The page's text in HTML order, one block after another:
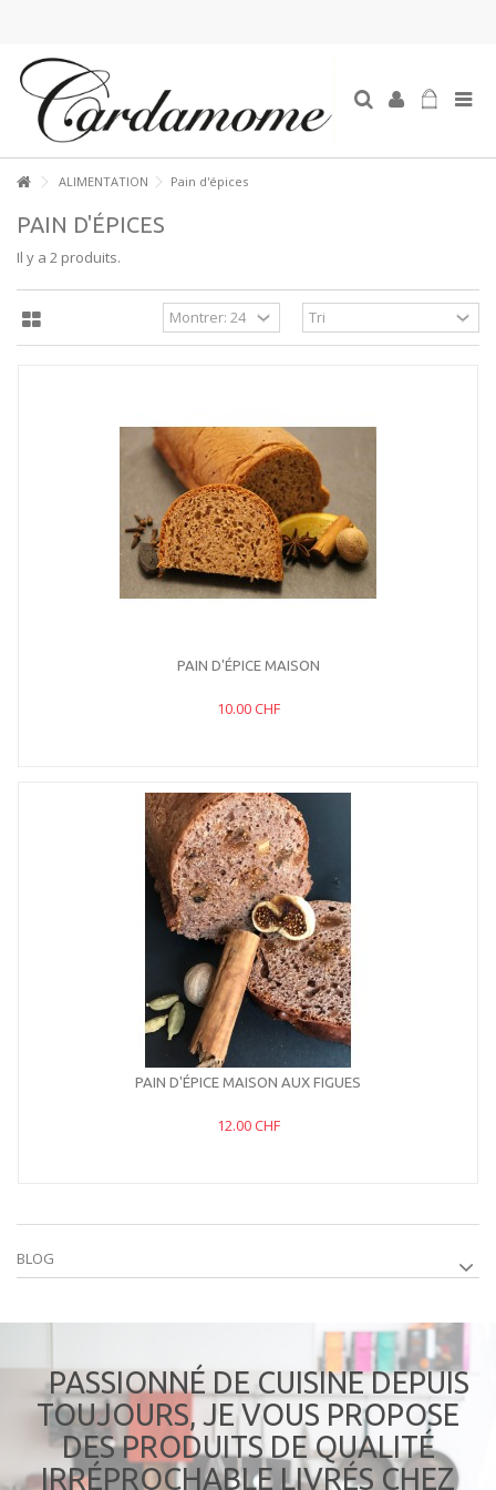
ALIMENTATION Pain d'épices
PAIN D'ÉPICES
Il y a 2 produits.
PAIN D'ÉPICE MAISON
10.00 CHF
PAIN D'ÉPICE MAISON AUX FIGUES
12.00 CHF
BLOG
PASSIONNÉ DE CUISINE DEPUIS
TOUJOURS, JE VOUS PROPOSE
DES PRODUITS DE QUALITÉ
IRRÉPROCHABLE LIVRÉS CHEZ